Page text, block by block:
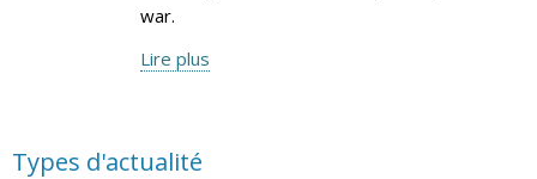
war.
Lire plus
Types d'actualité